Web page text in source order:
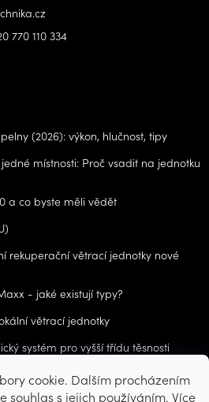
cookie. Dalším procházením
souhlas s jejich používáním. Více
770 110 334
(2026): výkon, hlučnost, tipy
místnosti: Proč vsadit na jednotku
a co byste měli vědět
rekuperační větrací jednotky nové
- jaké existují typy?
větrací jednotky
systém pro vyšší třídu těsnosti